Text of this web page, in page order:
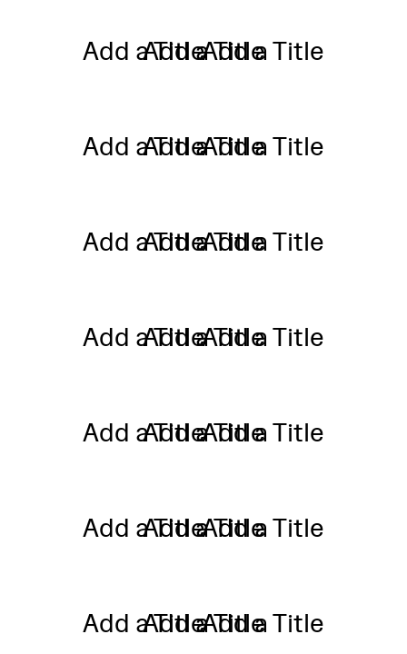
Add a TitleAdd a Title
Add a Title
Add a TitleAdd a Title
Add a Title
Add a TitleAdd a Title
Add a Title
Add a TitleAdd a Title
Add a Title
Add a TitleAdd a Title
Add a Title
Add a TitleAdd a Title
Add a Title
Add a TitleAdd a Title
Add a Title